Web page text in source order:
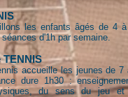
les enfants âgés de 4
d'1h par semaine.
TENNIS
accueille les jeunes de
dure 1h30 :
du sens du jeu